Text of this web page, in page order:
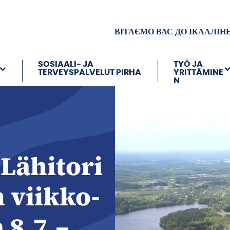
ВІТАЄМО ВАС ДО
SOSIAALI- JA
TERVEYSPALVELUT PIRHA
TYÖ JA
YRITTÄMINE
N
viikko-